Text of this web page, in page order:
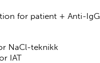
for patient + Anti-IgG
NaCl-teknikk
IAT